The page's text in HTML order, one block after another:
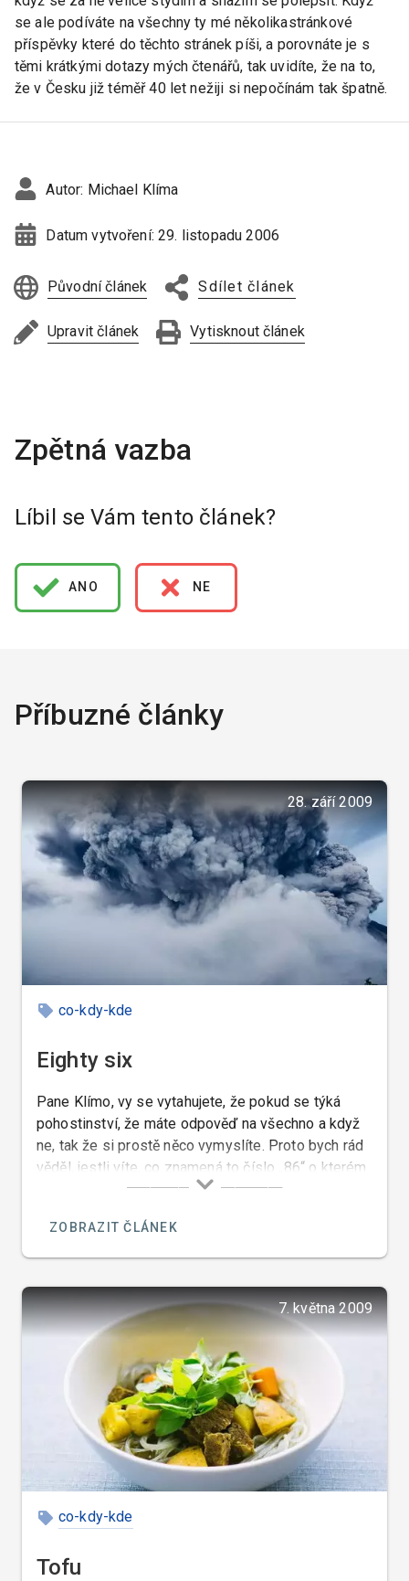
se ale podíváte na všechny ty mé několikastránkové
příspěvky které do těchto stránek píši, a porovnáte je s
těmi krátkými dotazy mých čtenářů, tak uvidíte, že na to,
že v Česku již téměř 40 let nežiji si nepočínám tak špatně.
Autor: Michael Klíma
Datum vytvoření:29. listopadu 2006
Původní článek Sdílet článek
Upravit článek Vytisknout článek
Líbil se Vám tento článek?
ANO NE
Příbuzné články
28. září 2009
co-kdy-kde
Eighty six
Pane Klímo, vy se vytahujete, že pokud se týká
pohostinství, že máte odpověď na všechno a když
ne, tak že si prostě něco vymyslíte. Proto bych rád
věděl, jestli víte, co znamená to číslo „86“ o kterém
se v jednom svém pořadu „Ano šéfe“ zmínil pan
znamená, že když je něco, nebo někdo „na odstřel“
že se řekne „eighty six“.
ZOBRAZIT ČLÁNEK
7. května 2009
co-kdy-kde
Tofu